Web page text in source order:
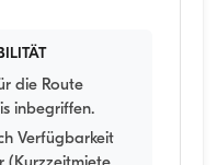
die Route
inbegriffen.
Verfügbarkeit